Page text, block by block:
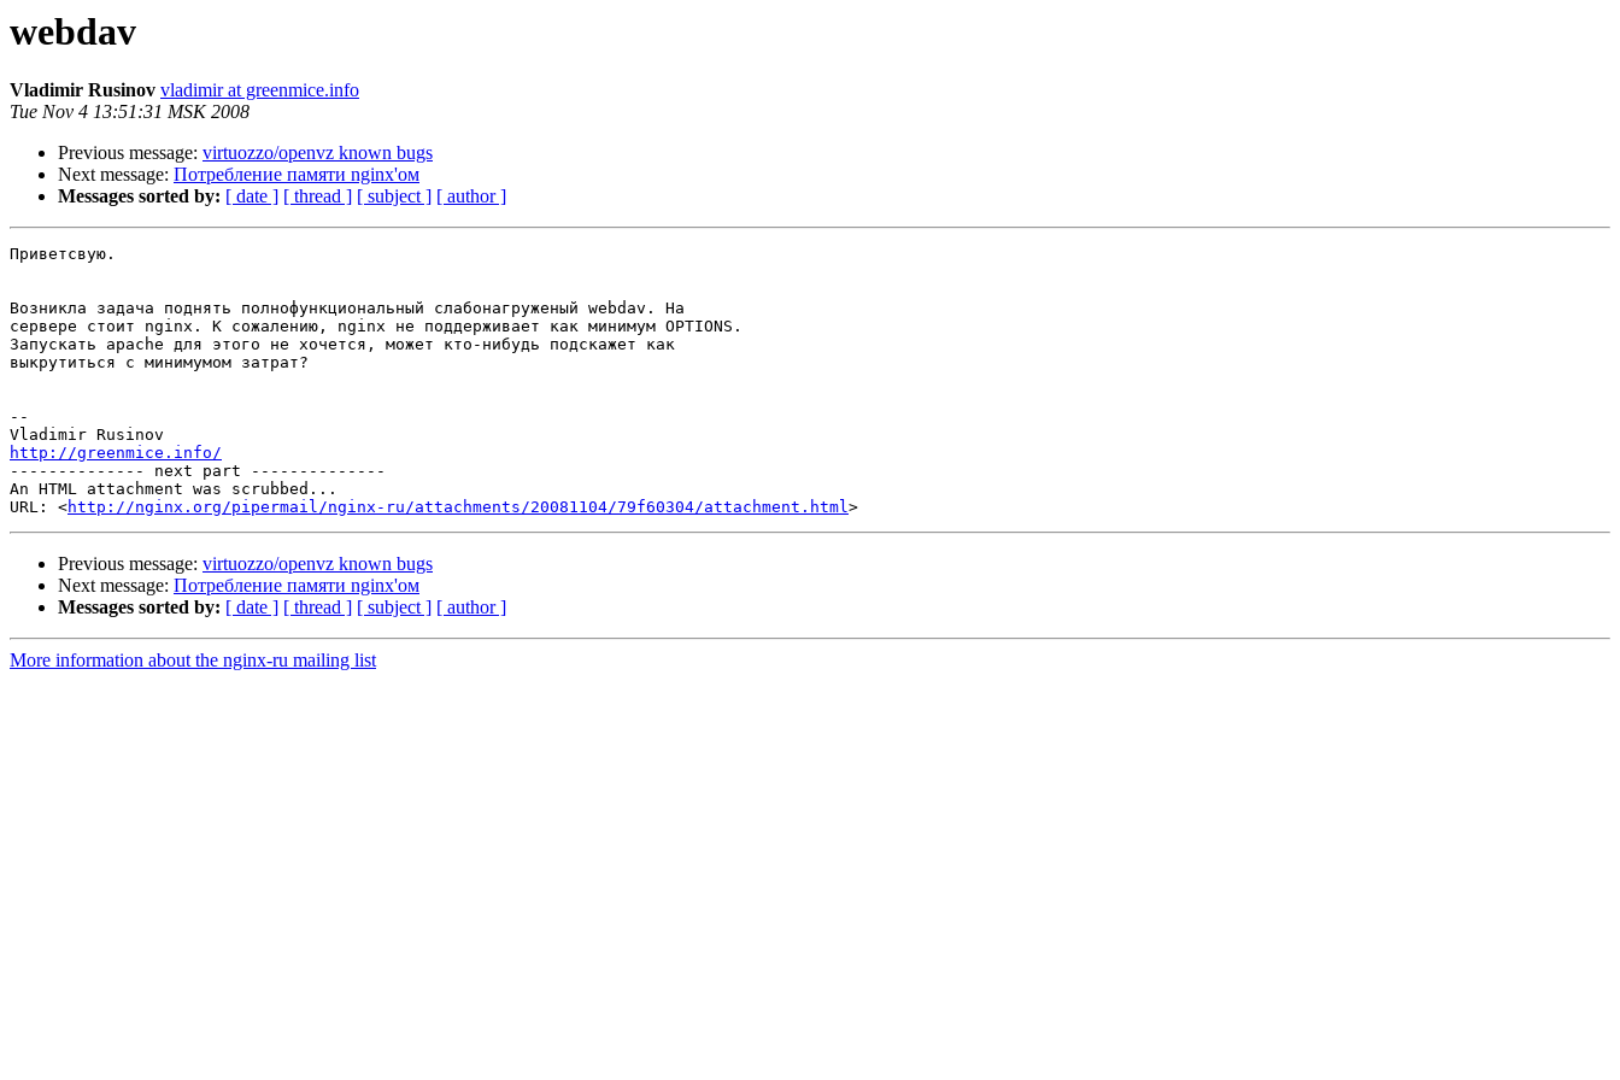
webdav
Vladimir Rusinov vladimir at greenmice.info
Tue Nov 4 13:51:31 MSK 2008
Previous message: virtuozzo/openvz known bugs
Next message: Потребление памяти nginx'ом
Messages sorted by: [ date ] [ thread ] [ subject ] [ author ]
Приветсвую.
Возникла задача поднять полнофункциональный слабонагруженый webdav. На
сервере стоит nginx. К сожалению, nginx не поддерживает как минимум OPTIONS.
Запускать apache для этого не хочется, может кто-нибудь подскажет как
выкрутиться с минимумом затрат?
--
http://greenmice.info/
-------------- next part --------------
An HTML attachment was scrubbed...
URL: <http://nginx.org/pipermail/nginx-ru/attachments/20081104/79f60304/attachment.html
Previous message: virtuozzo/openvz known bugs
Next message: Потребление памяти nginx'ом
Messages sorted by: [ date ] [ thread ] [ subject ] [ author ]
More information about the nginx-ru mailing list